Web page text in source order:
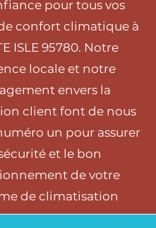
pour tous vos
confort climatique à
ISLE 95780. Notre
locale et notre
envers la
client font de nous
un pour assurer
et le bon
de votre
de climatisation